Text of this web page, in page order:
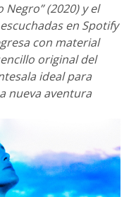
(2020) y el
en Spotify
con material
original del
ideal para
nueva aventura